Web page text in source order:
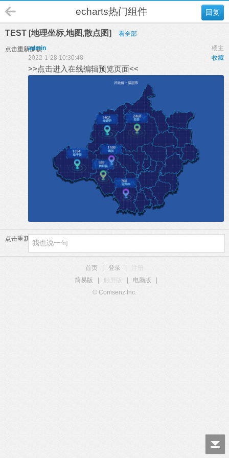
回复
echarts热门组件
TEST [地理坐标,地图,散点图] 看全部
点击重新加载 楼主
admin
收藏
2022-1-28 10:30:48
>>点击进入在线编辑预览页面<<
点击重新加载
首页 登录
简易版
触屏版 电脑版
© Comsenz Inc.